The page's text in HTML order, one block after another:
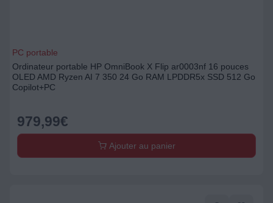
PC portable
Ordinateur portable HP OmniBook X Flip ar0003nf 16 pouces
OLED AMD Ryzen AI 7 350 24 Go RAM LPDDR5x SSD 512 Go
Copilot+PC
979,99€
Ajouter au panier